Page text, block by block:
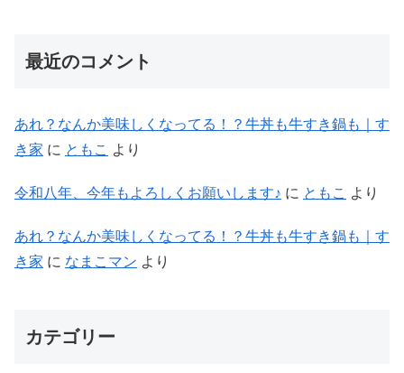
最近のコメント
あれ？なんか美味しくなってる！？牛丼も牛すき鍋も｜す
き家 に ともこ より
令和八年、今年もよろしくお願いします♪ に ともこ より
あれ？なんか美味しくなってる！？牛丼も牛すき鍋も｜す
き家 に なまこマン より
カテゴリー